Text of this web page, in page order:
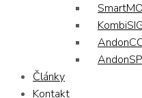
Články
Kontakt